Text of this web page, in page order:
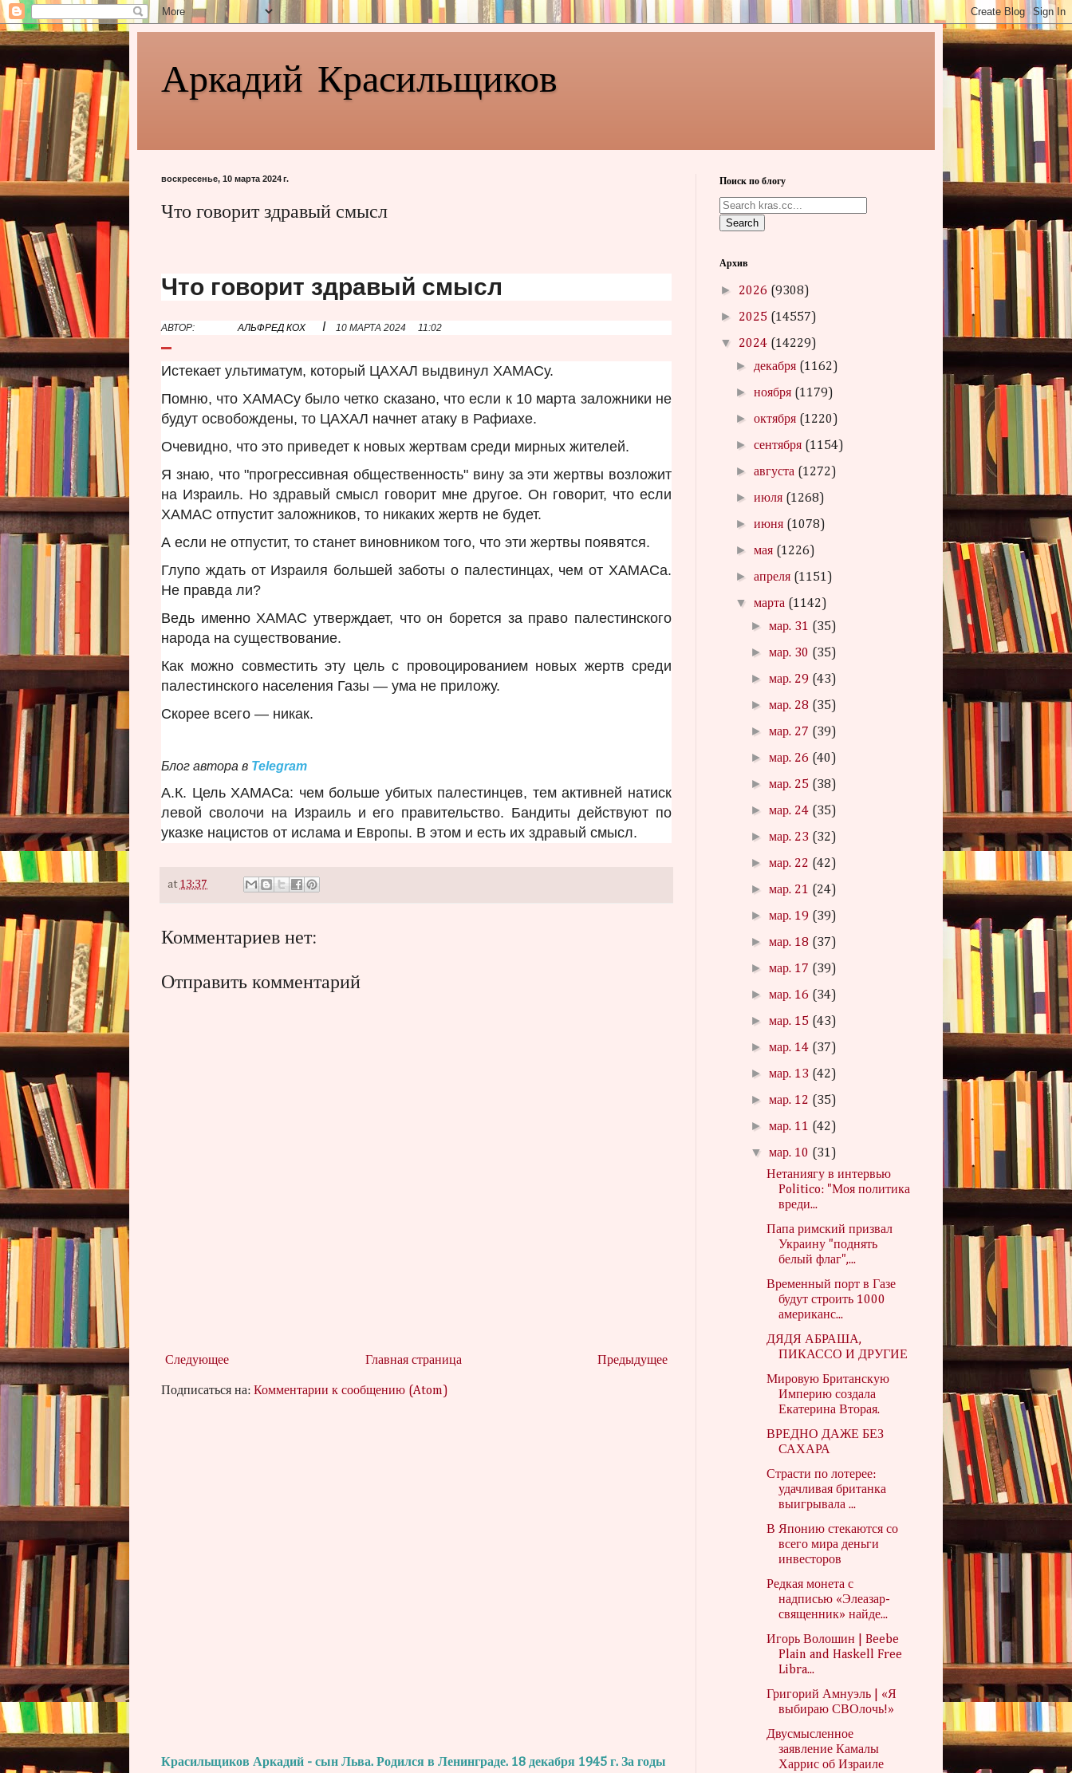
Аркадий Красильщиков
воскресенье, 10 марта 2024 г.
Что говорит здравый смысл
Что говорит здравый смысл
АВТОР: АЛЬФРЕД КОХ I 10 МАРТА 2024 11:02
Истекает ультиматум, который ЦАХАЛ выдвинул ХАМАСу.
Помню, что ХАМАСу было четко сказано, что если к 10 марта заложники не
будут освобождены, то ЦАХАЛ начнет атаку в Рафиахе.
Очевидно, что это приведет к новых жертвам среди мирных жителей.
Я знаю, что "прогрессивная общественность" вину за эти жертвы возложит
на Израиль. Но здравый смысл говорит мне другое. Он говорит, что если
ХАМАС отпустит заложников, то никаких жертв не будет.
А если не отпустит, то станет виновником того, что эти жертвы появятся.
Глупо ждать от Израиля большей заботы о палестинцах, чем от ХАМАСа.
Не правда ли?
Ведь именно ХАМАС утверждает, что он борется за право палестинского
народа на существование.
Как можно совместить эту цель с провоцированием новых жертв среди
палестинского населения Газы — ума не приложу.
Скорее всего — никак.
Блог автора в Telegram
А.К. Цель ХАМАСа: чем больше убитых палестинцев, тем активней натиск
левой сволочи на Израиль и его правительство. Бандиты действуют по
указке нацистов от ислама и Европы. В этом и есть их здравый смысл.
at 13:37
Комментариев нет:
Отправить комментарий
Следующее Предыдущее
Главная страница
Подписаться на: Комментарии к сообщению (Atom)
Красильщиков Аркадий - сын Льва. Родился в Ленинграде. 18 декабря 1945 г. За годы
Поиск по блогу
Search
Архив
► 2026 (9308)
► 2025 (14557)
▼ 2024 (14229)
► декабря (1162)
►ноября (1179)
►октября (1220)
►сентября (1154)
►августа (1272)
►июля (1268)
►июня (1078)
►мая (1226)
►апреля (1151)
▼марта (1142)
►мар. 31 (35)
►мар. 30 (35)
►мар. 29 (43)
►мар. 28 (35)
►мар. 27 (39)
►мар. 26 (40)
►мар. 25 (38)
►мар. 24 (35)
►мар. 23 (32)
►мар. 22 (42)
►мар. 21 (24)
►мар. 19 (39)
►мар. 18 (37)
►мар. 17 (39)
►мар. 16 (34)
►мар. 15 (43)
►мар. 14 (37)
►мар. 13 (42)
►мар. 12 (35)
►мар. 11 (42)
▼мар. 10 (31)
Нетаниягу в интервью
Politico: "Моя политика
вреди...
Папа римский призвал
Украину "поднять
белый флаг",...
Временный порт в Газе
будут строить 1000
американс...
ДЯДЯ АБРАША,
ПИКАССО И ДРУГИЕ
Мировую Британскую
Империю создала
Екатерина Вторая.
ВРЕДНО ДАЖЕ БЕЗ
САХАРА
Страсти по лотерее:
удачливая британка
выигрывала ...
В Японию стекаются со
всего мира деньги
инвесторов
Редкая монета с
надписью «Элеазар-
священник» найде...
Игорь Волошин | Beebe
Plain and Haskell Free
Libra...
Григорий Амнуэль | «Я
выбираю СВОлочь!»
Двусмысленное
заявление Камалы
Харрис об Израиле